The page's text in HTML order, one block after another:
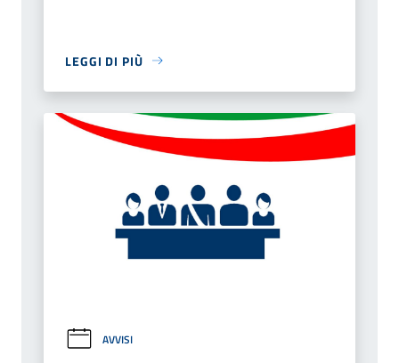
LEGGI DI PIÙ
AVVISI